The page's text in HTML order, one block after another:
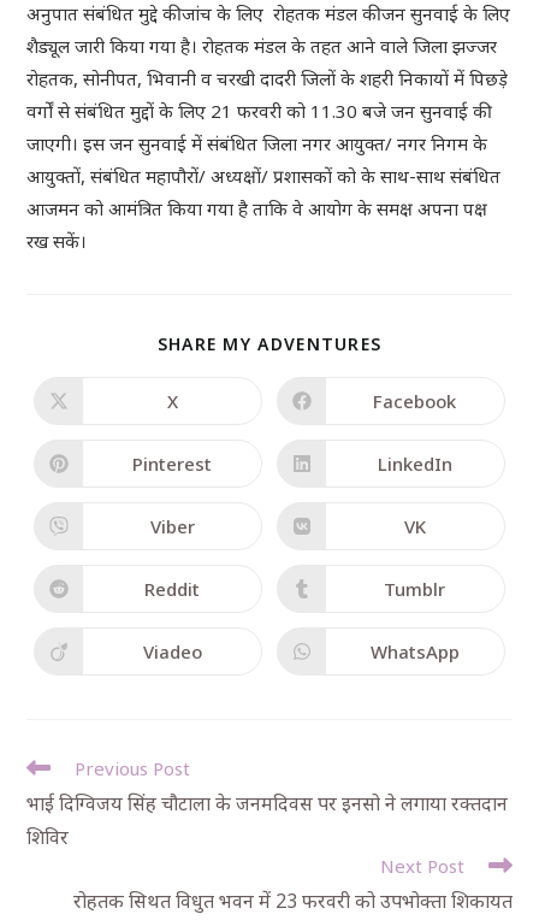
अनुपात संबंधित मुद्दे की जांच के लिए रोहतक मंडल की जन सुनवाई के लिए
शैड्यूल जारी किया गया है। रोहतक मंडल के तहत आने वाले जिला झज्जर
रोहतक, सोनीपत, भिवानी व चरखी दादरी जिलों के शहरी निकायों में पिछड़े
वर्गों से संबंधित मुद्दों के लिए 21 फरवरी को 11.30 बजे जन सुनवाई की
जाएगी। इस जन सुनवाई में संबंधित जिला नगर आयुक्त/ नगर निगम के
आयुक्तों, संबंधित महापौरों/ अध्यक्षों/ प्रशासकों को के साथ-साथ संबंधित
आजमन को आमंत्रित किया गया है ताकि वे आयोग के समक्ष अपना पक्ष
रख सकें।
SHARE MY ADVENTURES
X Facebook
Pinterest LinkedIn
Viber VK
Reddit Tumblr
Viadeo WhatsApp
Previous Post
भाई दिग्विजय सिंह चौटाला के जनमदिवस पर इनसो ने लगाया रक्तदान
शिविर
Next Post
रोहतक सिथत विधुत भवन में 23 फरवरी को उपभोक्ता शिकायत